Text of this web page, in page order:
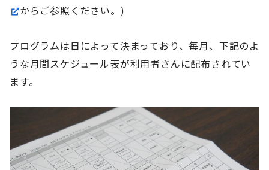
からご参照ください。)
プログラムは日によって決まっており、毎月、下記のよ
うな月間スケジュール表が利用者さんに配布されてい
ます。